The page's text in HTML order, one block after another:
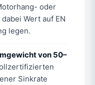
oder
Wert auf EN
legen.
von 50–
Sinkrate